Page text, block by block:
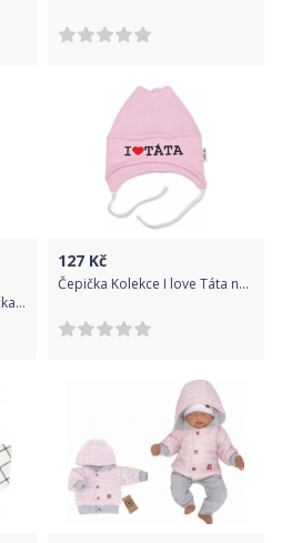
Baby Nellys Bavlněná čepička na zavazování Baby Nellys s mašličkami - tm. růžová, 44 -48cm 46/48 čepičky obvod
127 Kč
Čepička Kolekce I love Táta na šnurku - růžová, 0-3m